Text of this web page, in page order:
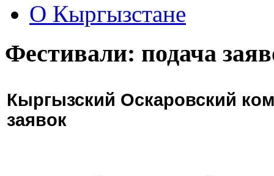
О Кыргызстане
Фестивали: подача
Кыргызский Оскаровский
заявок